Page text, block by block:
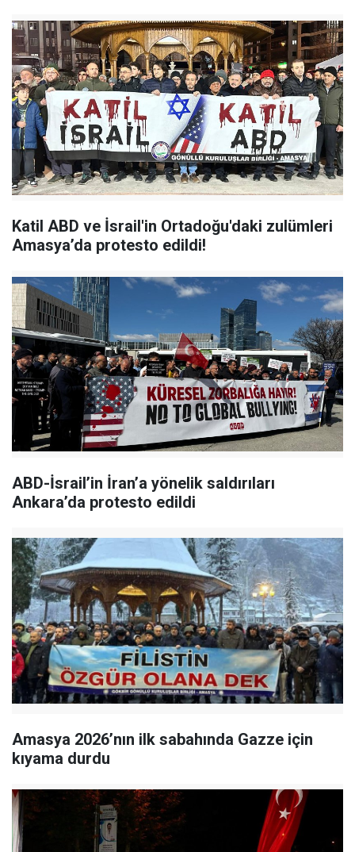
Katil ABD ve İsrail'in Ortadoğu'daki zulümleri
Amasya’da protesto edildi!
ABD-İsrail’in İran’a yönelik saldırıları
Ankara’da protesto edildi
Amasya 2026’nın ilk sabahında Gazze için
kıyama durdu